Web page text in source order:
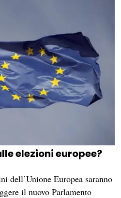
elezioni europee?
dell’Unione Europea saranno
il nuovo Parlamento